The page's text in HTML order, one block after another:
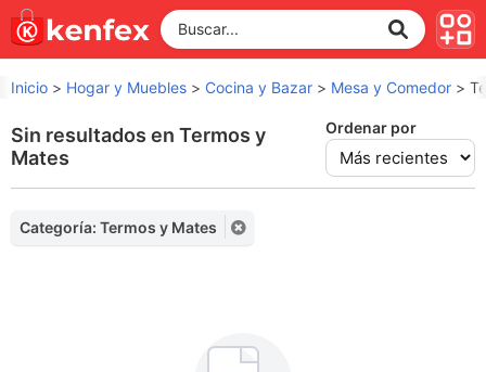
Inicio > Hogar y Muebles > Cocina y Bazar > Mesa y Comedor >
Sin resultados en Termos y
Mates
Ordenar por
Categoría: Termos y Mates